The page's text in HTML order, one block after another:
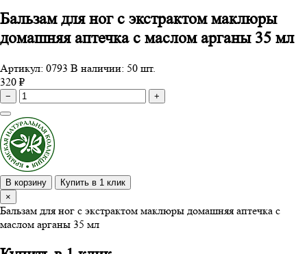
Бальзам для ног с экстрактом маклюры
домашняя аптечка с маслом арганы 35 мл
Артикул: 0793 В наличии: 50 шт.
320 ₽
− +
В корзину
Купить в 1 клик
×
Бальзам для ног с экстрактом маклюры домашняя аптечка с
маслом арганы 35 мл